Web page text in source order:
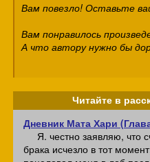
Вам повезло! Оставьте
Вам понравилось
А что автору нужно бы
Читайте в
Дневник Мата Хари
Я. честно заявляю, что
брака исчезло в тот